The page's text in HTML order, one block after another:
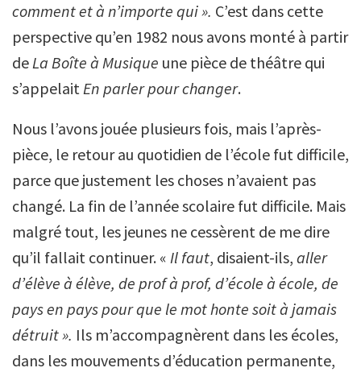
comment et à n’importe qui ». C’est dans cette
perspective qu’en 1982 nous avons monté à partir
deLa Boîte à Musique une pièce de théâtre qui
s’appelaitEn parler pour changer.
Nous l’avons jouée plusieurs fois, mais l’après-
pièce, le retour au quotidien de l’école fut difficile,
parce que justement les choses n’avaient pas
changé. La fin de l’année scolaire fut difficile. Mais
malgré tout, les jeunes ne cessèrent de me dire
qu’il fallait continuer. « Il faut, disaient-ils, aller
d’élève à élève, de prof à prof, d’école à école, de
pays en pays pour que le mot honte soit à jamais
détruit ». Ils m’accompagnèrent dans les écoles,
dans les mouvements d’éducation permanente,